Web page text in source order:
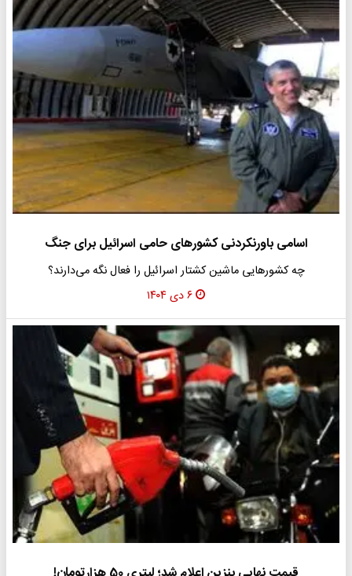
اسامی باورنکردنی کشورهای حامی اسرائیل برای جنگ
چه کشورهایی ماشین کشتار اسرائیل را فعال نگه می‌دارند؟
۶ دی ۱۴۰۴